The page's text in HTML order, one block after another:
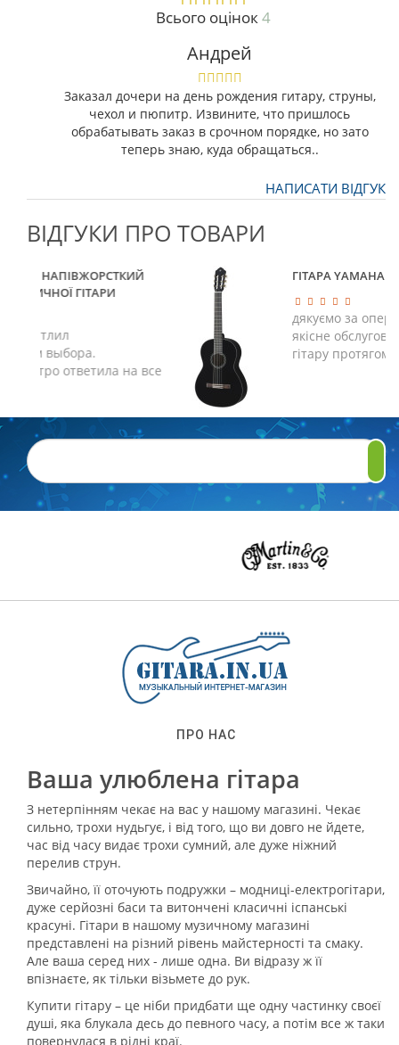
Всього оцінок4
Андрей
Заказал дочери на день рождения гитару, струны,
чехол и пюпитр. Извините, что пришлось
обрабатывать заказ в срочном порядке, но зато
теперь знаю, куда обращаться..
НАПИСАТИ ВІДГУК
ВІДГУКИ ПРО ТОВАРИ
на все
ГІТАРА YAMAHA C40B
дякуємо за оперативну
якісне обслуговування.
гітару протягом ..
ПРО НАС
Ваша улюблена гітара
З нетерпінням чекає на вас у нашому магазині. Чекає
сильно, трохи нудьгує, і від того, що ви довго не йдете,
час від часу видає трохи сумний, але дуже ніжний
перелив струн.
Звичайно, її оточують подружки – модниці-електрогітари,
дуже серйозні баси та витончені класичні іспанські
красуні. Гітари в нашому музичному магазині
представлені на різний рівень майстерності та смаку.
Але ваша серед них - лише одна. Ви відразу ж її
впізнаєте, як тільки візьмете до рук.
Купити гітару – це ніби придбати ще одну частинку своєї
душі, яка блукала десь до певного часу, а потім все ж таки
повернулася в рідні краї.